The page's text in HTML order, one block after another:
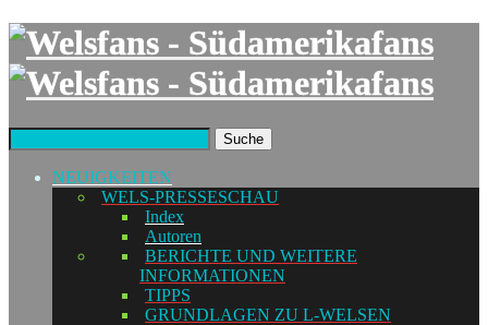
Suche
NEUIGKEITEN
WELS-PRESSESCHAU
Index
Autoren
BERICHTE UND WEITERE
INFORMATIONEN
TIPPS
GRUNDLAGEN ZU L-WELSEN